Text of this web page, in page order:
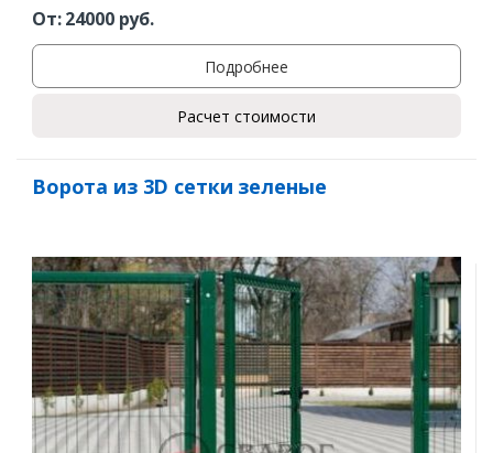
От:24000руб.
Подробнее
Расчет стоимости
Ворота из 3D сетки зеленые